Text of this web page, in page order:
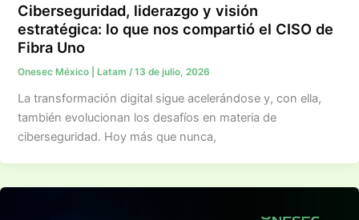
Ciberseguridad, liderazgo y visión
estratégica: lo que nos compartió el CISO de
Fibra Uno
Onesec México | Latam /13 de julio, 2026
La transformación digital sigue acelerándose y, con ella,
también evolucionan los desafíos en materia de
ciberseguridad. Hoy más que nunca,